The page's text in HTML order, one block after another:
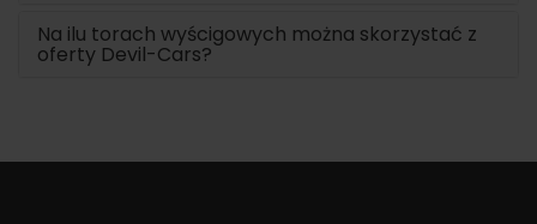
Na ilu torach wyścigowych można skorzystać z
oferty Devil-Cars?